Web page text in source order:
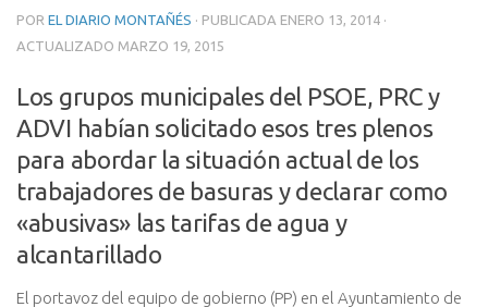
POR EL DIARIO MONTAÑÉS · PUBLICADA ENERO 13, 2014 ·
ACTUALIZADO MARZO 19, 2015
Los grupos municipales del PSOE, PRC y
ADVI habían solicitado esos tres plenos
para abordar la situación actual de los
trabajadores de basuras y declarar como
«abusivas» las tarifas de agua y
alcantarillado
El portavoz del equipo de gobierno (PP) en el Ayuntamiento de